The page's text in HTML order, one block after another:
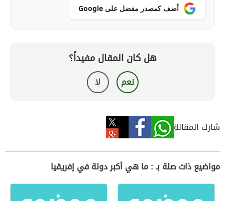
أضف كمصدر مفضل على Google
هل كان المقال مفيداً؟
نعم لا
شارك المقالة
مواضيع ذات صلة بـ : ما هي أكبر دولة في إفريقيا